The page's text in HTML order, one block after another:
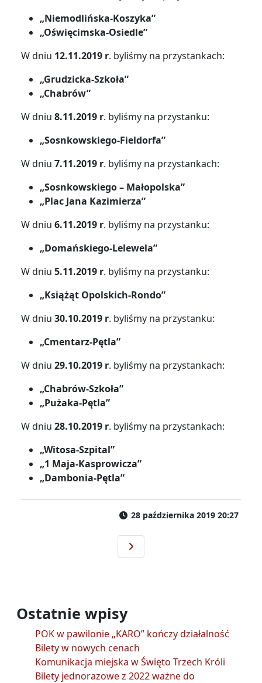
„Niemodlińska-Koszyka”
„Oświęcimska-Osiedle”
W dniu 12.11.2019 r. byliśmy na przystankach:
„Grudzicka-Szkoła”
„Chabrów”
W dniu 8.11.2019 r. byliśmy na przystanku:
„Sosnkowskiego-Fieldorfa”
W dniu 7.11.2019 r. byliśmy na przystankach:
„Sosnkowskiego – Małopolska”
„Plac Jana Kazimierza”
W dniu 6.11.2019 r. byliśmy na przystanku:
„Domańskiego-Lelewela”
W dniu 5.11.2019 r. byliśmy na przystanku:
„Książąt Opolskich-Rondo”
W dniu 30.10.2019 r. byliśmy na przystanku:
„Cmentarz-Pętla”
W dniu 29.10.2019 r. byliśmy na przystankach:
„Chabrów-Szkoła”
„Pużaka-Pętla”
W dniu 28.10.2019 r. byliśmy na przystankach:
„Witosa-Szpital”
„1 Maja-Kasprowicza”
„Dambonia-Pętla”
28 października 2019 20:27
Optymalizacja sieci linii
Ostatnie wpisy
POK w pawilonie „KARO” kończy działalność
Bilety w nowych cenach
Komunikacja miejska w Święto Trzech Króli
Bilety jednorazowe z 2022 ważne do